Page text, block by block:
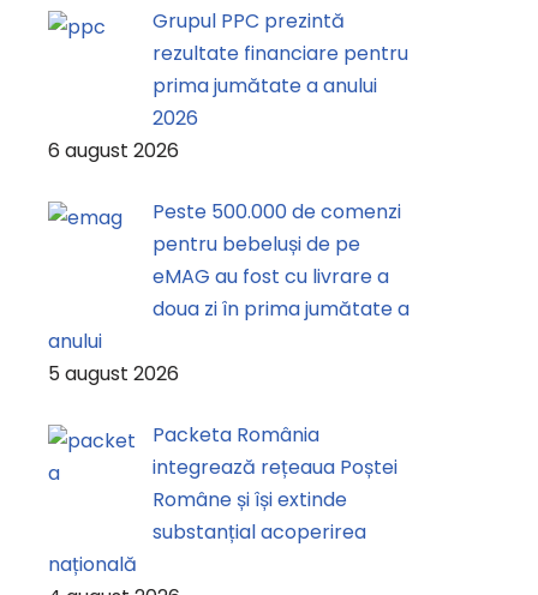
Grupul PPC prezintă
rezultate financiare pentru
prima jumătate a anului
2026
6 august 2026
Peste 500.000 de comenzi
pentru bebeluși de pe
eMAG au fost cu livrare a
doua zi în prima jumătate a
anului
5 august 2026
Packeta România
integrează rețeaua Poștei
Române și își extinde
substanțial acoperirea
națională